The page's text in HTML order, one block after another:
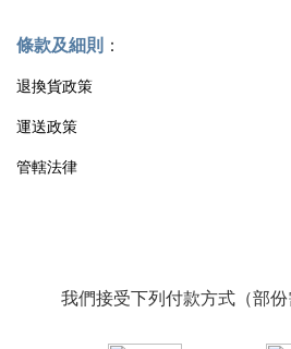
條款及細則 ：
退換貨政策
運送政策
管轄法律
我們接受下列付款方式（部份